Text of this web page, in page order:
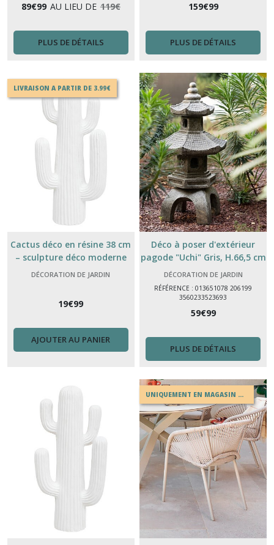
89€99 AU LIEU DE 119€
PLUS DE DÉTAILS
159€99
PLUS DE DÉTAILS
LIVRAISON A PARTIR DE 3.99€
Cactus déco en résine 38 cm
– sculpture déco moderne
intérieur & extérieur
DÉCORATION DE JARDIN
19€99
AJOUTER AU PANIER
Déco à poser d'extérieur
pagode "Uchi" Gris, H.66,5 cm
DÉCORATION DE JARDIN
RÉFÉRENCE : 013651078 206199
3560233523693
59€99
PLUS DE DÉTAILS
UNIQUEMENT EN MAGASIN OU EN DRIVE